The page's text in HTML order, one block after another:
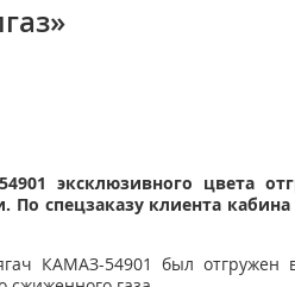
эксклюзивного цвета
По спецзаказу клиента
КАМАЗ-54901 был отгружен